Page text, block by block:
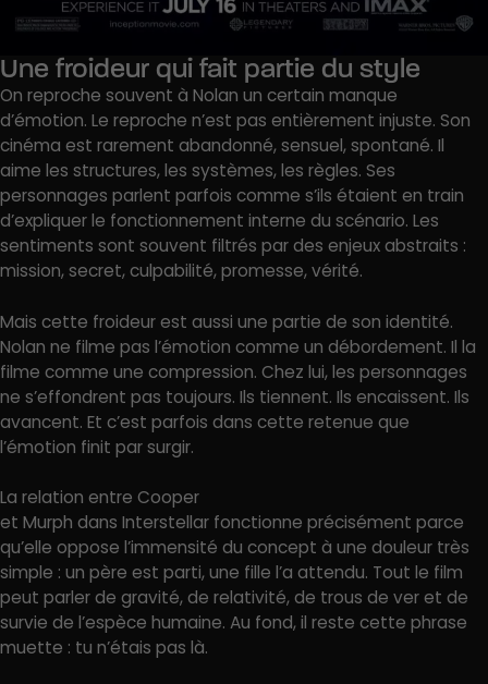
Une froideur qui fait partie du style
On reproche souvent à Nolan un certain manque
d’émotion. Le reproche n’est pas entièrement injuste. Son
cinéma est rarement abandonné, sensuel, spontané. Il
aime les structures, les systèmes, les règles. Ses
personnages parlent parfois comme s’ils étaient en train
d’expliquer le fonctionnement interne du scénario. Les
sentiments sont souvent filtrés par des enjeux abstraits :
mission, secret, culpabilité, promesse, vérité.
Mais cette froideur est aussi une partie de son identité.
Nolan ne filme pas l’émotion comme un débordement. Il la
filme comme une compression. Chez lui, les personnages
ne s’effondrent pas toujours. Ils tiennent. Ils encaissent. Ils
avancent. Et c’est parfois dans cette retenue que
l’émotion finit par surgir.
La relation entre Cooper
et Murph dans Interstellar fonctionne précisément parce
qu’elle oppose l’immensité du concept à une douleur très
simple : un père est parti, une fille l’a attendu. Tout le film
peut parler de gravité, de relativité, de trous de ver et de
survie de l’espèce humaine. Au fond, il reste cette phrase
muette : tu n’étais pas là.